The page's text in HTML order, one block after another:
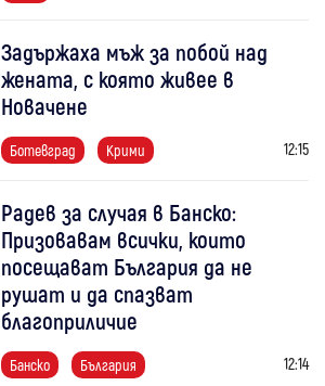
Задържаха мъж за побой над
жената, с която живее в
Новачене
Ботевград Крими 12:15
Радев за случая в Банско:
Призовавам всички, които
посещават България да не
рушат и да спазват
благоприличие
Банско България 12:14